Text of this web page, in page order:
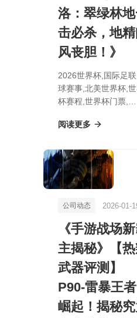
洛：翠绿林
击必杀，地精
风丧胆！》
2026世界杯,国际足联
球赛事,北美世界杯,
杯赛程,世界杯门票,
夫洛：翠绿林地一击必
阅读更多
公司动态 2026-01-
《手游战场
主揭秘》【
武器评测】
P90-雷暴王者
崛起！揭秘